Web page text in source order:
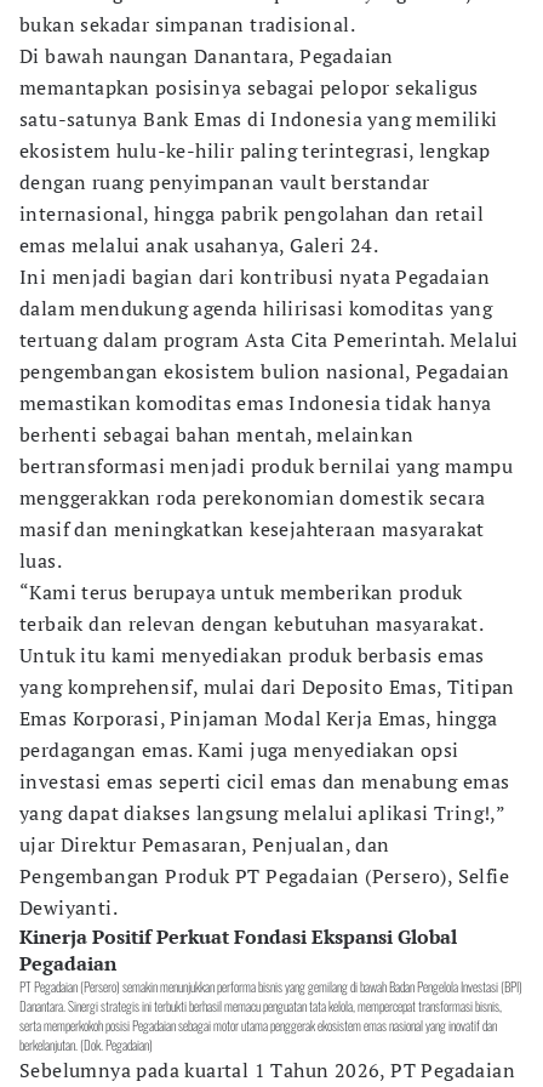
bukan sekadar simpanan tradisional.
Di bawah naungan Danantara, Pegadaian
memantapkan posisinya sebagai pelopor sekaligus
satu-satunya Bank Emas di Indonesia yang memiliki
ekosistem hulu-ke-hilir paling terintegrasi, lengkap
dengan ruang penyimpanan vault berstandar
internasional, hingga pabrik pengolahan dan retail
emas melalui anak usahanya, Galeri 24.
Ini menjadi bagian dari kontribusi nyata Pegadaian
dalam mendukung agenda hilirisasi komoditas yang
tertuang dalam program Asta Cita Pemerintah. Melalui
pengembangan ekosistem bulion nasional, Pegadaian
memastikan komoditas emas Indonesia tidak hanya
berhenti sebagai bahan mentah, melainkan
bertransformasi menjadi produk bernilai yang mampu
menggerakkan roda perekonomian domestik secara
masif dan meningkatkan kesejahteraan masyarakat
luas.
“Kami terus berupaya untuk memberikan produk
terbaik dan relevan dengan kebutuhan masyarakat.
Untuk itu kami menyediakan produk berbasis emas
yang komprehensif, mulai dari Deposito Emas, Titipan
Emas Korporasi, Pinjaman Modal Kerja Emas, hingga
perdagangan emas. Kami juga menyediakan opsi
investasi emas seperti cicil emas dan menabung emas
yang dapat diakses langsung melalui aplikasi Tring!,”
ujar Direktur Pemasaran, Penjualan, dan
Pengembangan Produk PT Pegadaian (Persero), Selfie
Dewiyanti.
Kinerja Positif Perkuat Fondasi Ekspansi Global
Pegadaian
PT Pegadaian (Persero) semakin menunjukkan performa bisnis yang gemilang di bawah Badan Pengelola Investasi (BPI)
Danantara. Sinergi strategis ini terbukti berhasil memacu penguatan tata kelola, mempercepat transformasi bisnis,
serta memperkokoh posisi Pegadaian sebagai motor utama penggerak ekosistem emas nasional yang inovatif dan
berkelanjutan. (Dok. Pegadaian)
Sebelumnya pada kuartal 1 Tahun 2026, PT Pegadaian